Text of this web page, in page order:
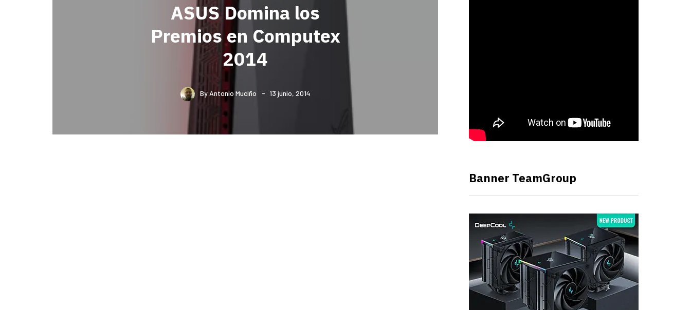
ASUS Domina los
Premios en Computex
2014
By Antonio Muciño 13 junio, 2014
Banner TeamGroup